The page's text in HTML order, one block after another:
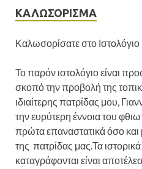
ΚΑΛΩΣΟΡΙΣΜΑ
Καλωσορίσατε στο
Το παρόν ιστολόγιο είναι
σκοπό την προβολή της
ιδιαίτερης πατρίδας μου,
την ευρύτερη έννοια του
πρώτα επαναστατικά όσο και
της πατρίδας μας.Τα
καταγράφονται είναι